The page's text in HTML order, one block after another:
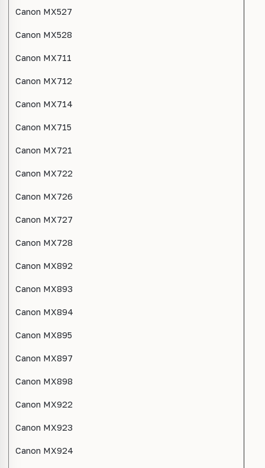
Canon MX527
Canon MX528
Canon MX711
Canon MX712
Canon MX714
Canon MX715
Canon MX721
Canon MX722
Canon MX726
Canon MX727
Canon MX728
Canon MX892
Canon MX893
Canon MX894
Canon MX895
Canon MX897
Canon MX898
Canon MX922
Canon MX923
Canon MX924